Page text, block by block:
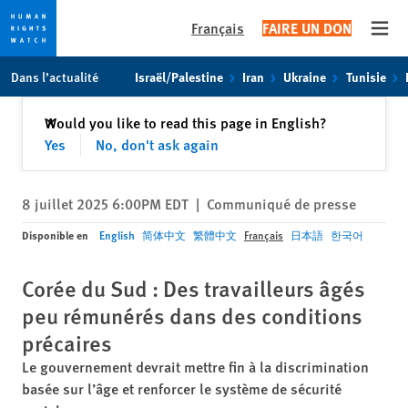
toto
content
Français FAIRE UN DON
Dans l’actualité Israël/Palestine Iran Ukraine Tunisie
Would you like to read this page in English?
Yes
No, don't ask again
✕Fermer
8 juillet 2025 6:00PM EDT | Communiqué de presse
Disponible en English 简体中文 繁體中文 Français 日本語 한국어
Corée du Sud : Des travailleurs âgés
peu rémunérés dans des conditions
précaires
Le gouvernement devrait mettre fin à la discrimination
basée sur l’âge et renforcer le système de sécurité